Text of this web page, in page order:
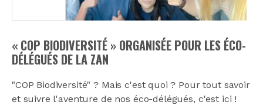
« COP BIODIVERSITÉ » ORGANISÉE POUR LES ÉCO-
DÉLÉGUÉS DE LA ZAN
"COP Biodiversité" ? Mais c'est quoi ? Pour tout savoir
et suivre l'aventure de nos éco-délégués, c'est ici !